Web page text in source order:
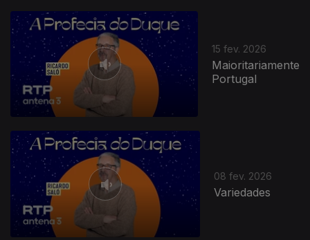
15 fev. 2026
Maioritariamente
Portugal
08 fev. 2026
Variedades